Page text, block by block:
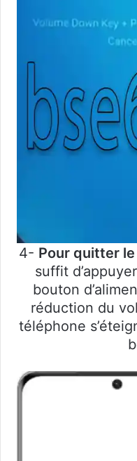
4- Pour quitter
suffit
bouton
réduction du
téléphone